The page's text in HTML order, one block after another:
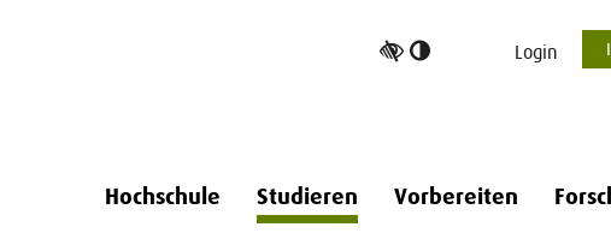
Login
Hochschule Studieren Vorbereiten